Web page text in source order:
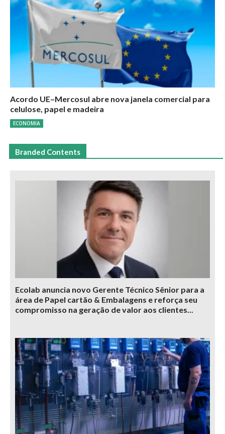
Acordo UE–Mercosul abre nova janela comercial para
celulose, papel e madeira
ECONOMIA
Branded Contents
Ecolab anuncia novo Gerente Técnico Sênior para a
área de Papel cartão & Embalagens e reforça seu
compromisso na geração de valor aos clientes...